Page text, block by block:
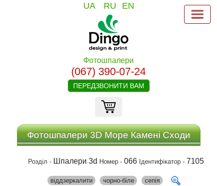
UA RU EN
Фотошпалери
(067) 390-07-24
ПЕРЕДЗВОНИТИ ВАМ
Фотошпалери 3D Море Камені Сходи
Розділ - Шпалери 3d Номер -066 Ідентифікатор - 7105
віддзеркалити чорно-біле сепія